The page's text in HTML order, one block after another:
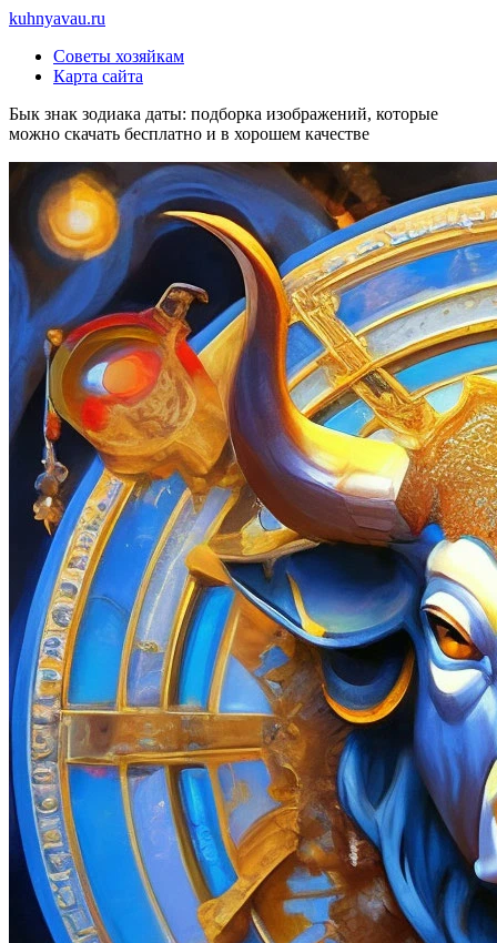
Перейти
содержимому
kuhnyavau.ru
Советы хозяйкам
Карта сайта
Бык знак зодиака даты: подборка изображений, которые
можно скачать бесплатно и в хорошем качестве